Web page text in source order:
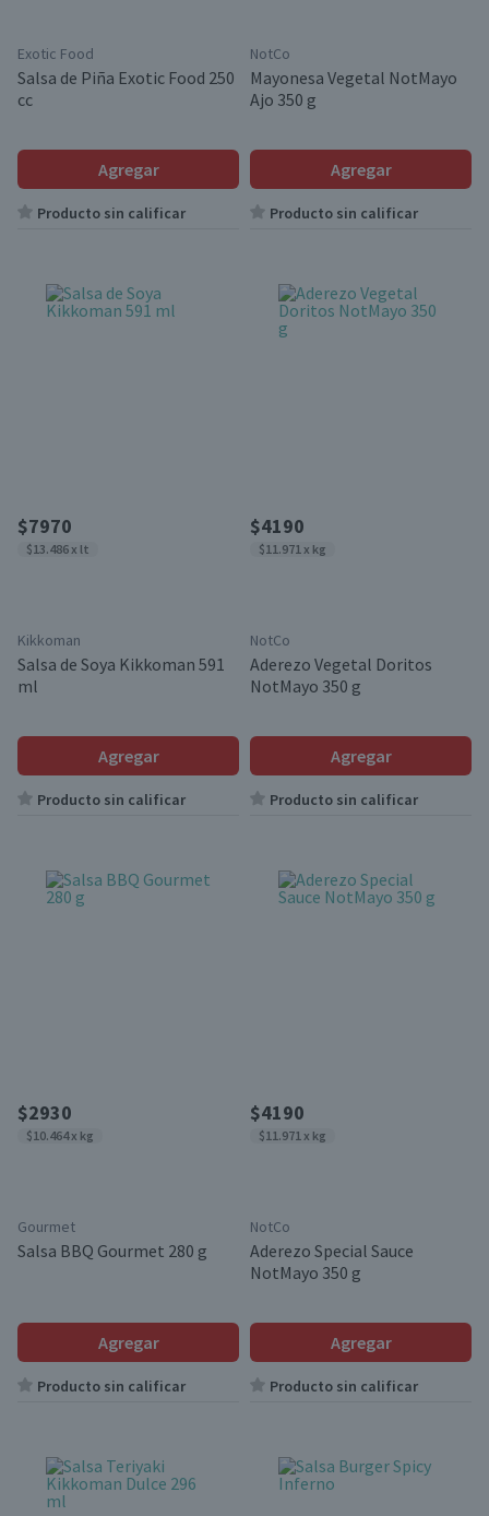
Exotic Food
Salsa de Piña Exotic Food 250
cc
Agregar
Producto sin calificar
NotCo
Mayonesa Vegetal NotMayo
Ajo 350 g
Agregar
Producto sin calificar
$7970
$13.486 x lt
Kikkoman
Salsa de Soya Kikkoman 591
ml
Agregar
Producto sin calificar
$4190
$11.971 x kg
NotCo
Aderezo Vegetal Doritos
NotMayo 350 g
Agregar
Producto sin calificar
$2930
$10.464 x kg
Gourmet
Salsa BBQ Gourmet 280 g
Agregar
Producto sin calificar
$4190
$11.971 x kg
NotCo
Aderezo Special Sauce
NotMayo 350 g
Agregar
Producto sin calificar